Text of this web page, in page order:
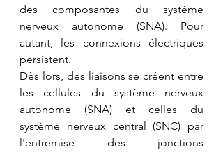
des composantes du système
nerveux autonome (SNA). Pour
autant, les connexions électriques
persistent.
Dès lors, des liaisons se créent entre
les cellules du système nerveux
autonome (SNA) et celles du
système nerveux central (SNC) par
l'entremise des jonctions